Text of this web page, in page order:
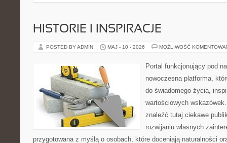
HISTORIE I INSPIRACJE
POSTED BY ADMIN MAJ - 10 - 2026 MOŻLIWOŚĆ
Portal funkcjonujący pod
nowoczesna platforma,
do świadomego życia,
wartościowych
znaleźć tutaj ciekawe
rozwijaniu własnych
przygotowana z myślą o osobach, które doceniają naturalności